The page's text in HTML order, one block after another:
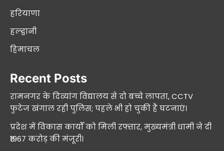
हरियाणा
हल्द्वानी
हिमाचल
Recent Posts
रामनगर के दिव्यांग विद्यालय से दो बच्चे लापता, CCTV
फुटेज खंगाल रही पुलिस; पहले भी हो चुकी हैं घटनाएं।
प्रदेश में विकास कार्यों को मिली रफ्तार, मुख्यमंत्री धामी ने दी
₹1967 करोड़ की मंजूरी।